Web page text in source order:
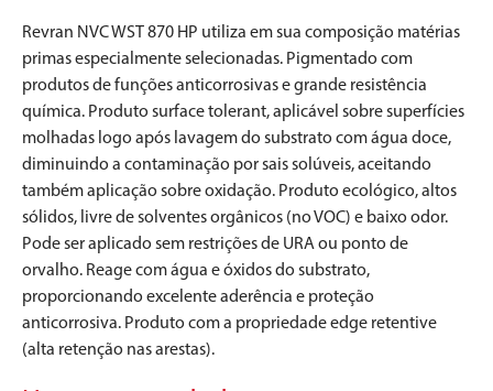
Revran NVC WST 870 HP utiliza em sua composição matérias
primas especialmente selecionadas. Pigmentado com
produtos de funções anticorrosivas e grande resistência
química. Produto surface tolerant, aplicável sobre superfícies
molhadas logo após lavagem do substrato com água doce,
diminuindo a contaminação por sais solúveis, aceitando
também aplicação sobre oxidação. Produto ecológico, altos
sólidos, livre de solventes orgânicos (no VOC) e baixo odor.
Pode ser aplicado sem restrições de URA ou ponto de
orvalho. Reage com água e óxidos do substrato,
proporcionando excelente aderência e proteção
anticorrosiva. Produto com a propriedade edge retentive
(alta retenção nas arestas).